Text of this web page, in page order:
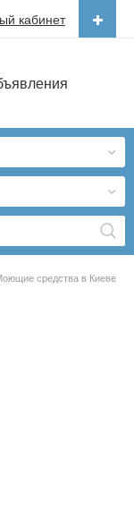
кабинет
средства в Киеве